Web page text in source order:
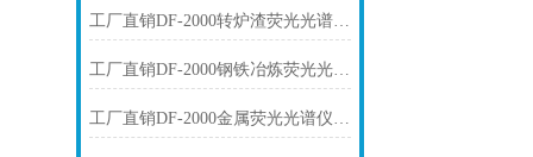
工厂直销DF-2000转炉渣荧光光谱仪技术参数
工厂直销DF-2000钢铁冶炼荧光光谱仪技术参数
工厂直销DF-2000金属荧光光谱仪技术参数